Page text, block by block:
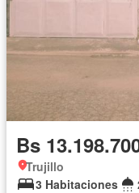
Bs
Trujillo
3 Habitaciones